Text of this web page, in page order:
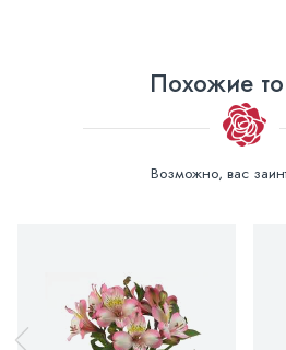
Похожие
Возможно, вас